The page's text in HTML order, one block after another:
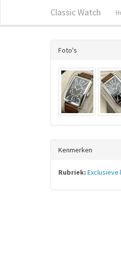
Classic Watch
Foto's
Kenmerken
Rubriek: Exclusieve